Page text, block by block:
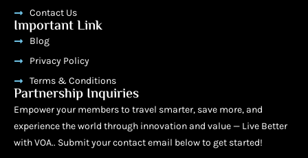
Contact Us
Important Link
Blog
Privacy Policy
Terms & Conditions
Partnership Inquiries
Empower your members to travel smarter, save more, and
experience the world through innovation and value — Live Better
with VOA.. Submit your contact email below to get started!